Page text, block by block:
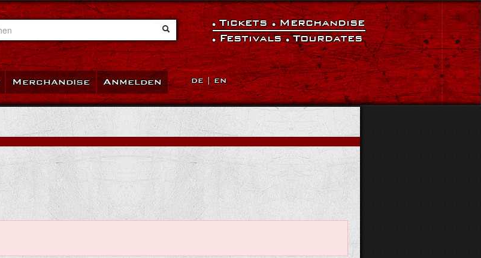
Merchandise DE|EN
Anmelden
Tickets Merchandise
Festivals
Tourdates